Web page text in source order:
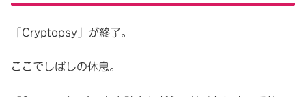
「Cryptopsy」が終了。
ここでしばしの休息。